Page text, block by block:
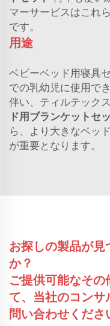
マーサービスはこれ
です。
用途
ベビーベッド用寝具
での乳幼児に使用で
伴い、ティルテック
ド用ブランケットセ
ら、より大きなベッ
が重要となります。
お探しの製品が見
か？
ご提供可能なその
て、当社のコンサ
問い合わせくださ